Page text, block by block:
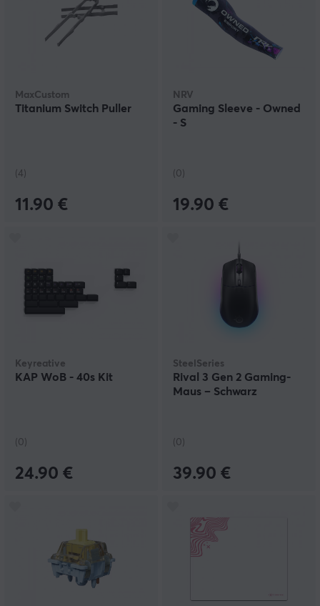
MaxCustom
Titanium Switch Puller
(4)
11.90 €
NRV
Gaming Sleeve - Owned
- S
(0)
19.90 €
Keyreative
KAP WoB - 40s Kit
(0)
24.90 €
SteelSeries
Rival 3 Gen 2 Gaming-
Maus – Schwarz
(0)
39.90 €